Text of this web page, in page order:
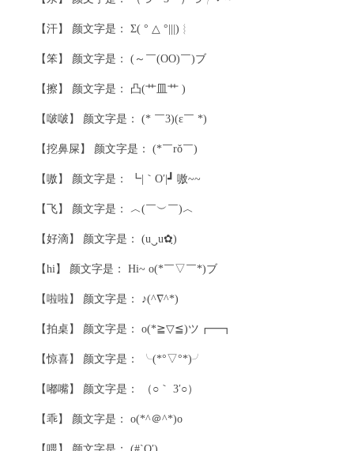
【汗】 颜文字是： Σ( ° △ °|||)︴
【笨】 颜文字是： (～￣(OO)￣)ブ
【擦】 颜文字是： 凸(艹皿艹 )
【啵啵】 颜文字是： (* ￣3)(ε￣ *)
【挖鼻屎】 颜文字是： (*￣rǒ￣)
【嗷】 颜文字是： ┗|｀O′|┛ 嗷~~
【飞】 颜文字是： ︿(￣︶￣)︿
【好滴】 颜文字是： (u‿ฺu✿ฺ)
【hi】 颜文字是： Hi~ o(*￣▽￣*)ブ
【啦啦】 颜文字是： ♪(^∇^*)
【拍桌】 颜文字是： o(*≧▽≦)ツ┏━┓
【惊喜】 颜文字是： ╰(*°▽°*)╯
【嘟嘴】 颜文字是： （○｀ 3′○）
【乖】 颜文字是： o(*^＠^*)o